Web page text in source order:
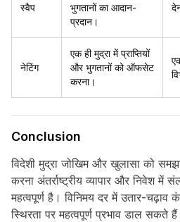
स्वैप
भुगतानों का आदान-
प्रदान।
नेटिंग
एक ही मुद्रा में प्राप्तियों
और भुगतानों को ऑफसेट
करना।
Conclusion
विदेशी मुद्रा जोखिम और खुलासा को
करना अंतर्राष्ट्रीय व्यापार और निवेश में
महत्वपूर्ण है। विनिमय दर में उतार-चढ़ाव
स्थिरता पर महत्वपूर्ण प्रभाव डाल सकते